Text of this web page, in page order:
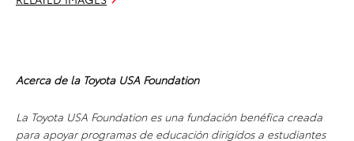
Acerca de la Toyota USA Foundation
La Toyota USA Foundation es una fundación benéfica creada
para apoyar programas de educación dirigidos a estudiantes